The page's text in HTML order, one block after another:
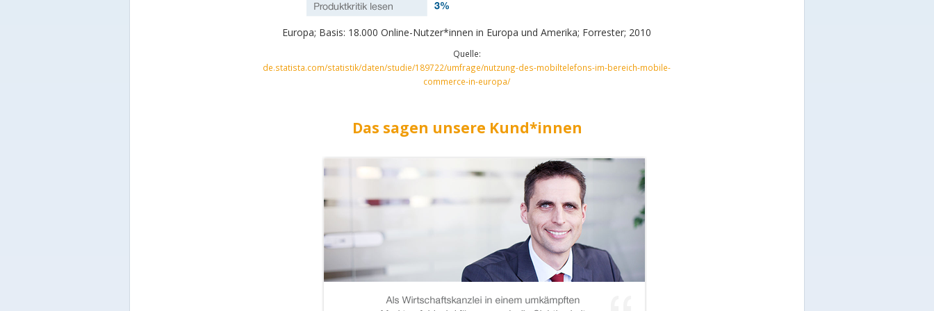
Europa; Basis: 18.000 Online-Nutzer*innen in Europa und Amerika; Forrester; 2010
Quelle:
de.statista.com/statistik/daten/studie/189722/umfrage/nutzung-des-mobiltelefons-im-bereich-mobile-
commerce-in-europa/
Das sagen unsere Kund*innen